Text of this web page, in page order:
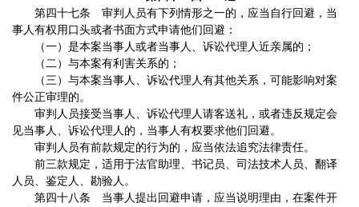
第四十七条 审判人员有下列情形之一的，应当自行回避，当
事人有权用口头或者书面方式申请他们回避：
（一）是本案当事人或者当事人、诉讼代理人近亲属的；
（二）与本案有利害关系的；
（三）与本案当事人、诉讼代理人有其他关系，可能影响对案
件公正审理的。
审判人员接受当事人、诉讼代理人请客送礼，或者违反规定会
见当事人、诉讼代理人的，当事人有权要求他们回避。
审判人员有前款规定的行为的，应当依法追究法律责任。
前三款规定，适用于法官助理、书记员、司法技术人员、翻译
人员、鉴定人、勘验人。
第四十八条 当事人提出回避申请，应当说明理由，在案件开